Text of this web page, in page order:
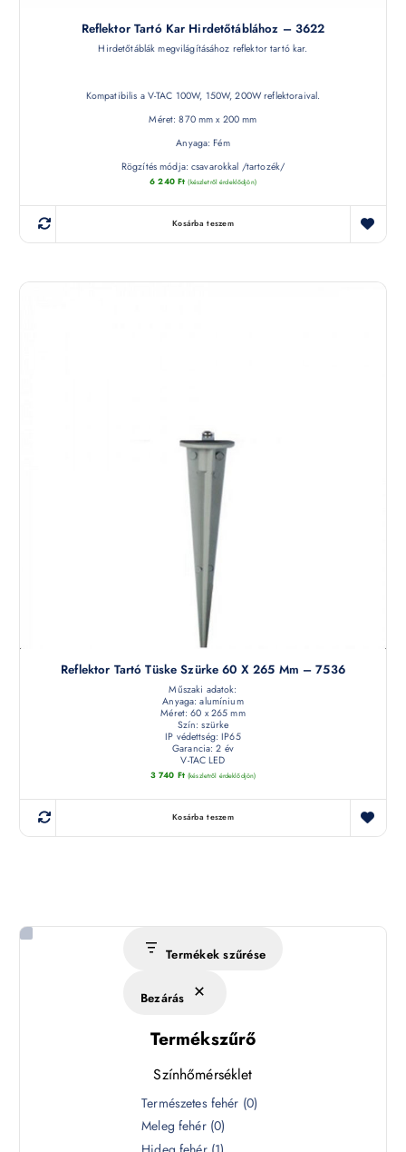
Reflektor Tartó Kar Hirdetőtáblához – 3622
Hirdetőtáblák megvilágításához reflektor tartó kar.
Kompatibilis a V-TAC 100W, 150W, 200W reflektoraival.
Méret: 870 mm x 200 mm
Anyaga: Fém
Rögzítés módja: csavarokkal /tartozék/
6 240 Ft (készletről érdeklődjön)
Kosárba teszem
Reflektor Tartó Tüske Szürke 60 X 265 Mm – 7536
Műszaki adatok:
Anyaga: alumínium
Méret: 60 x 265 mm
Szín: szürke
IP védettség: IP65
Garancia: 2 év
V-TAC LED
3 740 Ft (készletről érdeklődjön)
Kosárba teszem
Termékek szűrése
Bezárás
Termékszűrő
Színhőmérséklet
Természetes fehér (0)
Meleg fehér (0)